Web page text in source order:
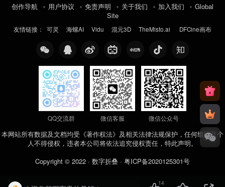
创作导航 用户协议 免责声明 关于我们 加入我们
Global
Site
友情链接： 可灵 海螺AI Vidu 混元3D TheMisto.ai DFCine画布
QQ交流群 微信客服 微信公众号
本网站所有数据及文档均受《著作权法》及相关法律法规保护，任何组织及个
人不得侵权，违者本公司将依法追究侵权责任，特此声明。
Copyright © 2022 · 数字折叠 · 粤ICP备2020125301号
14